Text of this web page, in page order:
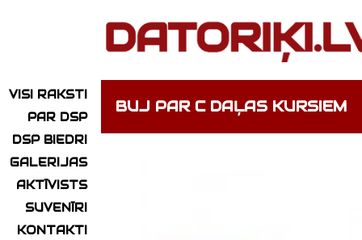
VISI RAKSTI
PAR DSP
DSP BIEDRI
GALERIJAS
AKTĪVISTS
SUVENĪRI
KONTAKTI
BUJ PAR C DAĻAS KURSIEM